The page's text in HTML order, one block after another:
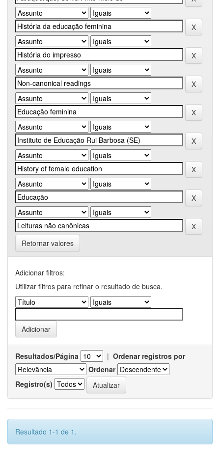
Retornar valores
Adicionar filtros:
Utilizar filtros para refinar o resultado de busca.
Resultados/Página | Ordenar registros por
Ordenar
Registro(s)
Resultado 1-1 de 1.